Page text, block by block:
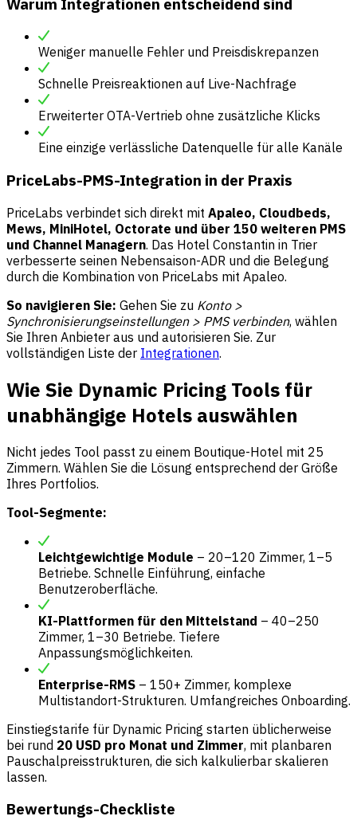
Weniger manuelle Fehler und Preisdiskrepanzen
Schnelle Preisreaktionen auf Live-Nachfrage
Erweiterter OTA-Vertrieb ohne zusätzliche Klicks
Eine einzige verlässliche Datenquelle für alle Kanäle
PriceLabs-PMS-Integration in der Praxis
PriceLabs verbindet sich direkt mit Apaleo, Cloudbeds,
Mews, MiniHotel, Octorate und über 150 weiteren PMS
und Channel Managern. Das Hotel Constantin in Trier
verbesserte seinen Nebensaison-ADR und die Belegung
durch die Kombination von PriceLabs mit Apaleo.
So navigieren Sie: Gehen Sie zu Konto >
Synchronisierungseinstellungen > PMS verbinden, wählen
Sie Ihren Anbieter aus und autorisieren Sie. Zur
vollständigen Liste der Integrationen.
Wie Sie Dynamic Pricing Tools für
unabhängige Hotels auswählen
Nicht jedes Tool passt zu einem Boutique-Hotel mit 25
Zimmern. Wählen Sie die Lösung entsprechend der Größe
Ihres Portfolios.
Tool-Segmente:
Leichtgewichtige Module – 20–120 Zimmer, 1–5
Betriebe. Schnelle Einführung, einfache
Benutzeroberfläche.
KI-Plattformen für den Mittelstand – 40–250
Zimmer, 1–30 Betriebe. Tiefere
Anpassungsmöglichkeiten.
Enterprise-RMS – 150+ Zimmer, komplexe
Multistandort-Strukturen. Umfangreiches Onboarding.
Einstiegstarife für Dynamic Pricing starten üblicherweise
bei rund 20 USD pro Monat und Zimmer, mit planbaren
Pauschalpreisstrukturen, die sich kalkulierbar skalieren
lassen.
Bewertungs-Checkliste